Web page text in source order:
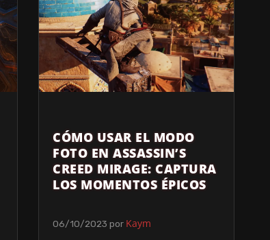
CÓMO USAR EL MODO
FOTO EN ASSASSIN’S
CREED MIRAGE: CAPTURA
LOS MOMENTOS ÉPICOS
06/10/2023 por Kaym